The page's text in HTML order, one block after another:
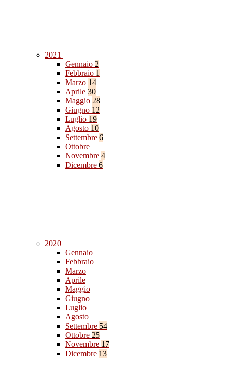
2021
Gennaio 2
Febbraio 1
Marzo 14
Aprile 30
Maggio 28
Giugno 12
Luglio 19
Agosto 10
Settembre 6
Ottobre
Novembre 4
Dicembre 6
2020
Gennaio
Febbraio
Marzo
Aprile
Maggio
Giugno
Luglio
Agosto
Settembre 54
Ottobre 25
Novembre 17
Dicembre 13